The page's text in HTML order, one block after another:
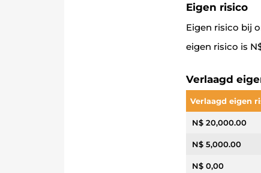
Eigen risico
Eigen risico bij
eigen risico is
Verlaagd
Verlaagd eigen
N$ 20,000.00
N$ 5,000.00
N$ 0,00